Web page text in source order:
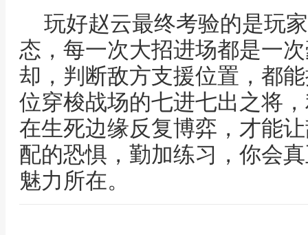
玩好赵云最终考验的是玩
态，每一次大招进场都是一
却，判断敌方支援位置，都
位穿梭战场的七进七出之将
在生死边缘反复博弈，才能
配的恐惧，勤加练习，你会
魅力所在。